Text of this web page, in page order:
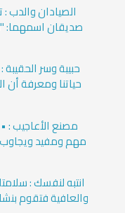
الصيادان والدب
صديقان اسمهما:
حبيبة وسر
حياتنا ومعرفة أن
مصنع الأعاجيب :
مهم ومفيد ويجاوب
انتبه لنفسك :
والعافية فتقوم